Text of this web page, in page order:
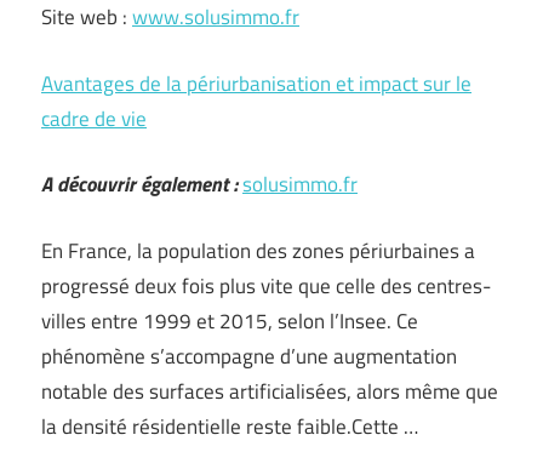
Site web :www.solusimmo.fr
Avantages de la périurbanisation et impact sur le
cadre de vie
A découvrir également :solusimmo.fr
En France, la population des zones périurbaines a
progressé deux fois plus vite que celle des centres-
villes entre 1999 et 2015, selon l’Insee. Ce
phénomène s’accompagne d’une augmentation
notable des surfaces artificialisées, alors même que
la densité résidentielle reste faible.Cette …